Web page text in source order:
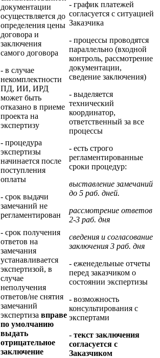
документации
осуществляется до
определения цены
договора и
заключения
самого договора
- в случае
некомплектности
ПД, ИИ, ИРД
может быть
отказано в приеме
проекта на
экспертизу
- процедура
экспертизы
начинается после
поступления
оплаты
- срок выдачи
замечаний не
регламентирован
- срок получения
ответов на
замечания
устанавливается
экспертизой, в
случае
неполучения
ответов/не снятия
замечаний
экспертиза вправе
по умолчанию
выдать
отрицательное
заключение
- график платежей
согласуется с ситуацией
Заказчика
- процессы проводятся
параллельно (входной
контроль, рассмотрение
документации,
сведение заключения)
- выделяется
технический
координатор,
ответственный за все
процессы
- есть строго
регламентированные
сроки процедур:
выставление замечаний
до 5 раб. дней.
рассмотрение ответов
2-3 раб. дня
сведения и согласование
заключения 3 раб. дня
- еженедельные отчеты
перед заказчиком о
состоянии экспертизы
- возможность
консультирования с
экспертами
- текст заключения
согласуется с
Заказчиком